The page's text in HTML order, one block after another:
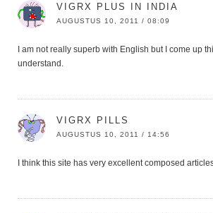
VIGRX PLUS IN INDIA
AUGUSTUS 10, 2011 / 08:09
I am not really superb with English but I come up
understand.
VIGRX PILLS
AUGUSTUS 10, 2011 / 14:56
I think this site has very excellent composed